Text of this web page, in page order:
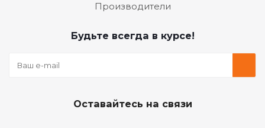
Производители
Будьте всегда в курсе!
Оставайтесь на связи